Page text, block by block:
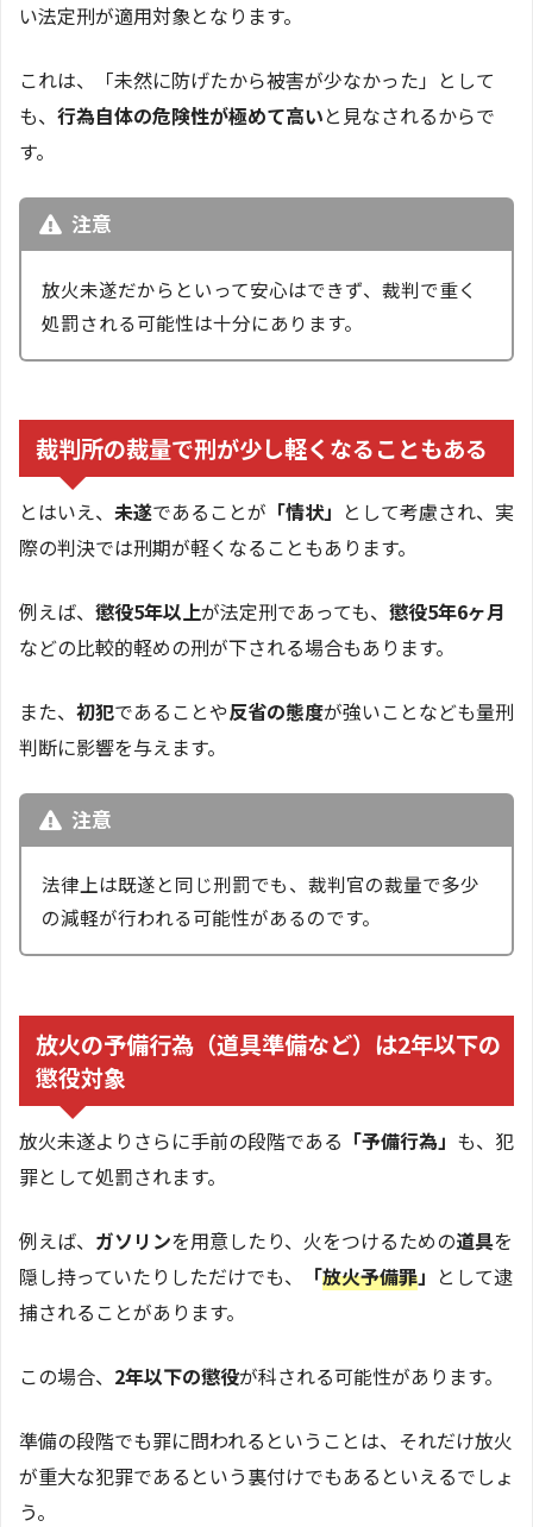
い法定刑が適用対象となります。
これは、「未然に防げたから被害が少なかった」として
も、 行為自体の危険性が極めて高いと見なされるからで
す。
注意
放火未遂だからといって安心はできず、裁判で重く
処罰される可能性は十分にあります。
裁判所の裁量で刑が少し軽くなることもある
とはいえ、 未遂であることが 「情状」 として考慮され、実
際の判決では刑期が軽くなることもあります。
例えば、 懲役5年以上が法定刑であっても、 懲役5年6ヶ月
などの比較的軽めの刑が下される場合もあります。
また、 初犯であることや反省の態度が強いことなども量刑
判断に影響を与えます。
注意
法律上は既遂と同じ刑罰でも、裁判官の裁量で多少
の減軽が行われる可能性があるのです。
放火の予備行為（道具準備など）は2年以下の
懲役対象
放火未遂よりさらに手前の段階である 「予備行為」 も、犯
罪として処罰されます。
例えば、 ガソリンを用意したり、火をつけるための道具を
隠し持っていたりしただけでも、
「放火予備罪」 として逮
捕されることがあります。
この場合、 2年以下の懲役が科される可能性があります。
準備の段階でも罪に問われるということは、それだけ放火
が重大な犯罪であるという裏付けでもあるといえるでしょ
う。